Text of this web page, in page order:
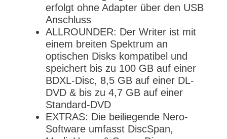
erfolgt ohne Adapter über den USB
Anschluss
ALLROUNDER: Der Writer ist mit
einem breiten Spektrum an
optischen Disks kompatibel und
speichert bis zu 100 GB auf einer
BDXL-Disc, 8,5 GB auf einer DL-
DVD & bis zu 4,7 GB auf einer
Standard-DVD
EXTRAS: Die beiliegende Nero-
Software umfasst DiscSpan,